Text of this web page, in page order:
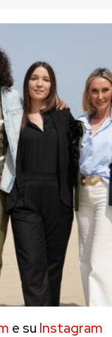
e su Instagram